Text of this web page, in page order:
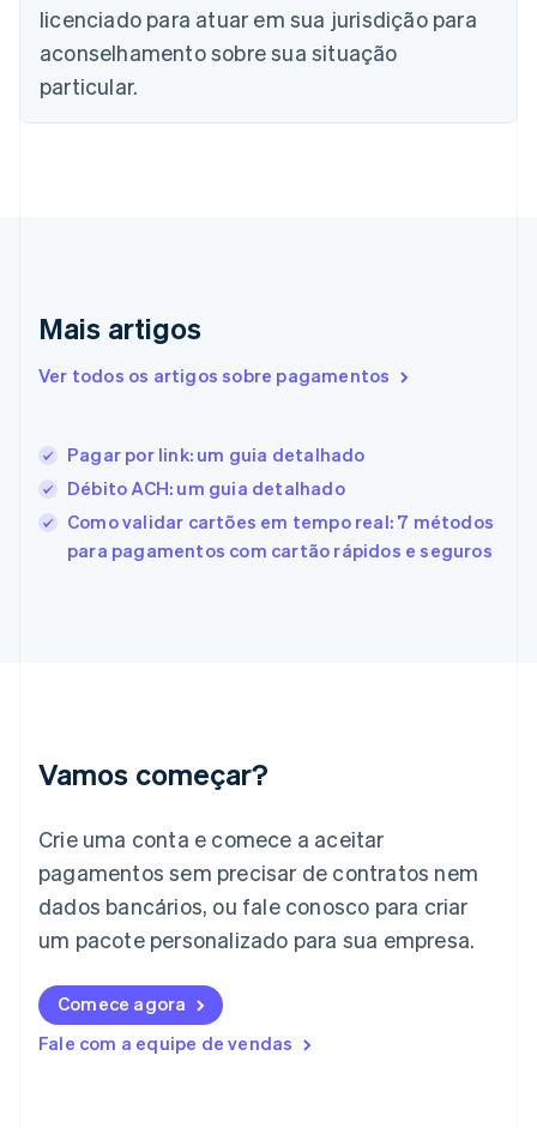
licenciado para atuar em sua jurisdição para
aconselhamento sobre sua situação
particular.
Mais artigos
Ver todos os artigos sobre pagamentos
Pagar por link: um guia detalhado
Débito ACH: um guia detalhado
Como validar cartões em tempo real: 7 métodos
para pagamentos com cartão rápidos e seguros
Vamos começar?
Crie uma conta e comece a aceitar
pagamentos sem precisar de contratos nem
dados bancários, ou fale conosco para criar
um pacote personalizado para sua empresa.
Comece agora
Fale com a equipe de vendas
China continental
简体中文English
Chipre
English
Croácia
EnglishItaliano
EnglishItaliano
Español English
Estônia
English
Finlândia
English Svenska
França
Français English
Irlanda
Itália
English
Japão
日本語English
Letônia
Liechtenstein
Deutsch English
Lituânia
English